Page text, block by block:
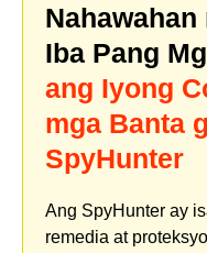
Nahawahan
Iba Pang
ang Iyong
mga Banta
SpyHunter
Ang SpyHunter ay
remedia at